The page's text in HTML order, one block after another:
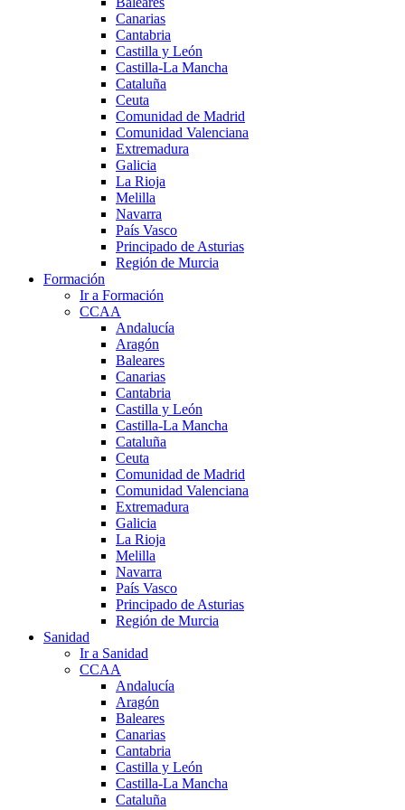
Canarias
Cantabria
Castilla y León
Castilla-La Mancha
Cataluña
Ceuta
Comunidad de Madrid
Comunidad Valenciana
Extremadura
Galicia
La Rioja
Melilla
Navarra
País Vasco
Principado de Asturias
Región de Murcia
Formación
Ir a Formación
CCAA
Andalucía
Aragón
Baleares
Canarias
Cantabria
Castilla y León
Castilla-La Mancha
Cataluña
Ceuta
Comunidad de Madrid
Comunidad Valenciana
Extremadura
Galicia
La Rioja
Melilla
Navarra
País Vasco
Principado de Asturias
Región de Murcia
Sanidad
Ir a Sanidad
CCAA
Andalucía
Aragón
Baleares
Canarias
Cantabria
Castilla y León
Castilla-La Mancha
Cataluña